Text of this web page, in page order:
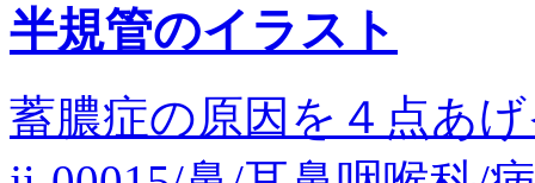
半規管のイラスト
蓄膿症の原因を４点あ